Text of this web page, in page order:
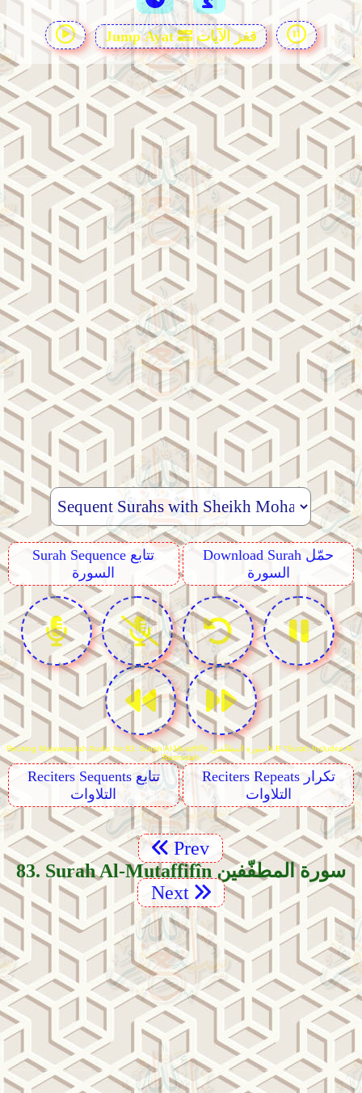
Jump Ayat قفز الآيات
Surah Sequence تتابع
السورة
Download Surah حمّل
السورة
Reciting Mujawwadah Audio for 83. Surah Al-Mutaffifîn سورة المطفّفين N.B *Surah Includes Al-
Basmalah
Reciters Sequents تتابع
التلاوات
Reciters Repeats تكرار
التلاوات
Prev
83. Surah Al-Mutaffifîn سورة المطفّفين
Next